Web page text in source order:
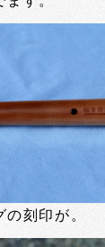
刻印が。